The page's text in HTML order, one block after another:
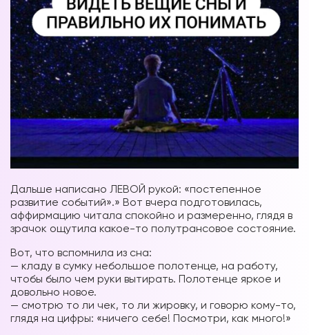
Дальше написано ЛЕВОЙ рукой: «постепенное
развитие событий».» Вот вчера подготовилась,
аффирмацию читала спокойно и размеренно, глядя в
зрачок ощутила какое-то полутрансовое состояние.
Вот, что вспомнила из сна:
— кладу в сумку небольшое полотенце, на работу,
чтобы было чем руки вытирать. Полотенце яркое и
довольно новое.
— смотрю то ли чек, то ли жировку, и говорю кому-то,
глядя на цифры: «ничего себе! Посмотри, как много!»